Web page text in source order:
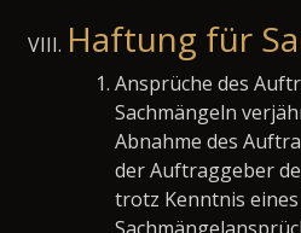
Haftung für
Ansprüche des
Sachmängeln
Abnahme des
der Auftraggeber
trotz Kenntnis